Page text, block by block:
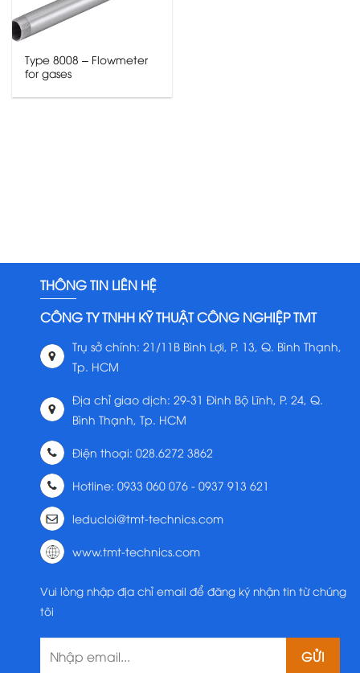
Type 8008 – Flowmeter
for gases
THÔNG TIN LIÊN HỆ
CÔNG TY TNHH KỸ THUẬT CÔNG NGHIỆP TMT
Trụ sở chính: 21/11B Bình Lợi, P. 13, Q. Bình Thạnh,
Tp. HCM
Địa chỉ giao dịch: 29-31 Đinh Bộ Lĩnh, P. 24, Q.
Bình Thạnh, Tp. HCM
Điện thoại: 028.6272 3862
Hotline: 0933 060 076 - 0937 913 621
leducloi@tmt-technics.com
www.tmt-technics.com
Vui lòng nhập địa chỉ email để đăng ký nhận tin từ chúng
tôi